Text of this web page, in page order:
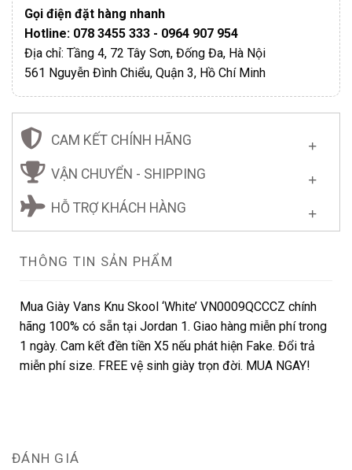
Gọi điện đặt hàng nhanh
Hotline: 078 3455 333 - 0964 907 954
Địa chỉ: Tầng 4, 72 Tây Sơn, Đống Đa, Hà Nội
561 Nguyễn Đình Chiểu, Quận 3, Hồ Chí Minh
CAM KẾT CHÍNH HÃNG
VẬN CHUYỂN - SHIPPING
HỖ TRỢ KHÁCH HÀNG
THÔNG TIN SẢN PHẨM
Mua Giày Vans Knu Skool ‘White’ VN0009QCCCZ chính
hãng 100% có sẵn tại Jordan 1. Giao hàng miễn phí trong
1 ngày. Cam kết đền tiền X5 nếu phát hiện Fake. Đổi trả
miễn phí size. FREE vệ sinh giày trọn đời. MUA NGAY!
ĐÁNH GIÁ